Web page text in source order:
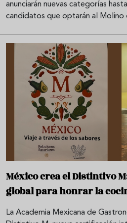
anunciarán nuevas categorías
candidatos que optarán al Molino
México crea el Distintivo
global para honrar la
La Academia Mexicana de